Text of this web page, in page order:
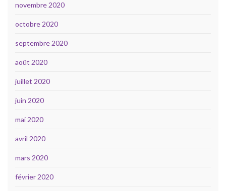
novembre 2020
octobre 2020
septembre 2020
août 2020
juillet 2020
juin 2020
mai 2020
avril 2020
mars 2020
février 2020